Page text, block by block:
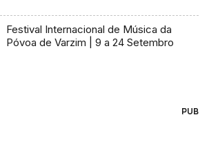
Festival Internacional de Música da
Póvoa de Varzim | 9 a 24 Setembro
PUB